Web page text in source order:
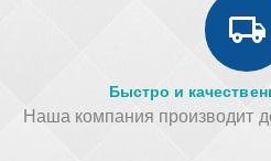
Быстро и
Наша компания производит